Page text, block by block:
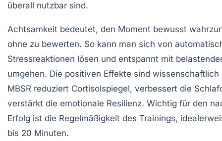
überall nutzbar sind.
Achtsamkeit bedeutet, den Moment bewusst
ohne zu bewerten. So kann man sich von
Stressreaktionen lösen und entspannt mit
umgehen. Die positiven Effekte sind
MBSR reduziert Cortisolspiegel, verbessert die
verstärkt die emotionale Resilienz. Wichtig für den
Erfolg ist die Regelmäßigkeit des Trainings,
bis 20 Minuten.